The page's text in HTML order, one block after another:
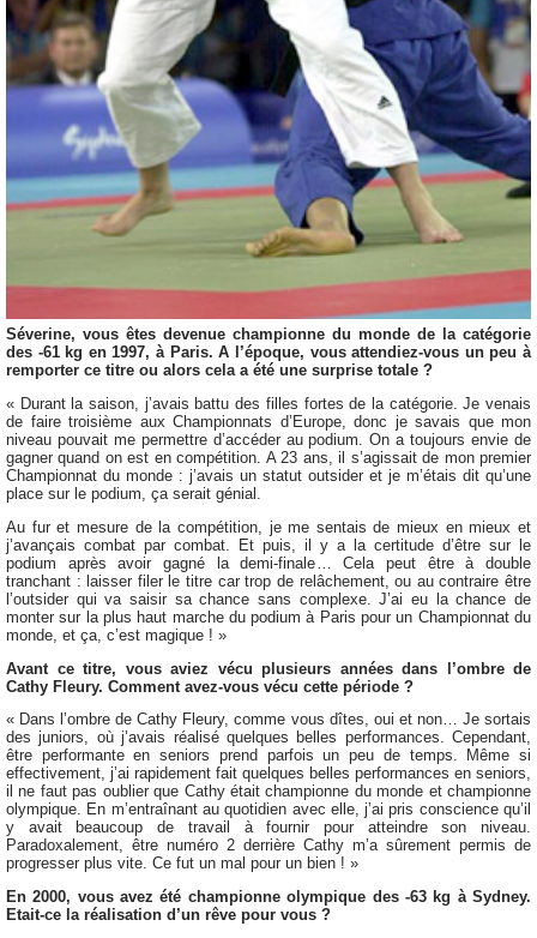
Séverine, vous êtes devenue championne du monde de la catégorie
des -61 kg en 1997, à Paris. A l’époque, vous attendiez-vous un peu à
remporter ce titre ou alors cela a été une surprise totale ?
« Durant la saison, j’avais battu des filles fortes de la catégorie. Je venais
de faire troisième aux Championnats d’Europe, donc je savais que mon
niveau pouvait me permettre d’accéder au podium. On a toujours envie de
gagner quand on est en compétition. A 23 ans, il s’agissait de mon premier
Championnat du monde : j’avais un statut outsider et je m’étais dit qu’une
place sur le podium, ça serait génial.
Au fur et mesure de la compétition, je me sentais de mieux en mieux et
j’avançais combat par combat. Et puis, il y a la certitude d’être sur le
podium après avoir gagné la demi-finale… Cela peut être à double
tranchant : laisser filer le titre car trop de relâchement, ou au contraire être
l’outsider qui va saisir sa chance sans complexe. J’ai eu la chance de
monter sur la plus haut marche du podium à Paris pour un Championnat du
monde, et ça, c’est magique ! »
Avant ce titre, vous aviez vécu plusieurs années dans l’ombre de
Cathy Fleury. Comment avez-vous vécu cette période ?
« Dans l’ombre de Cathy Fleury, comme vous dîtes, oui et non… Je sortais
des juniors, où j’avais réalisé quelques belles performances. Cependant,
être performante en seniors prend parfois un peu de temps. Même si
effectivement, j’ai rapidement fait quelques belles performances en seniors,
il ne faut pas oublier que Cathy était championne du monde et championne
olympique. En m’entraînant au quotidien avec elle, j’ai pris conscience qu’il
y avait beaucoup de travail à fournir pour atteindre son niveau.
Paradoxalement, être numéro 2 derrière Cathy m’a sûrement permis de
progresser plus vite. Ce fut un mal pour un bien ! »
En 2000, vous avez été championne olympique des -63 kg à Sydney.
Etait-ce la réalisation d’un rêve pour vous ?